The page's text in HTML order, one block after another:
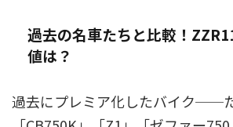
過去の名車たちと比較！
値は？
過去にプレミア化したバイク──